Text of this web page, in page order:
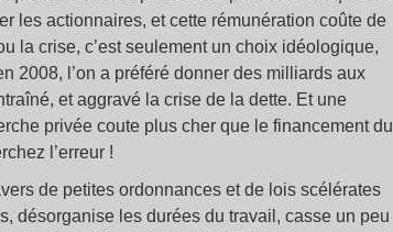
les actionnaires, et cette rémunération coûte de
la crise, c’est seulement un choix idéologique,
2008, l’on a préféré donner des milliards aux
et aggravé la crise de la dette. Et une
privée coute plus cher que le financement du
l’erreur !
de petites ordonnances et de lois scélérates
désorganise les durées du travail, casse un peu